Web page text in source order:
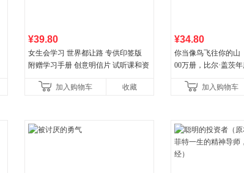
¥39.80
女生会学习 世界都让路 专供印签版
附赠学习手册 创意明信片 试听课和资
加入购物车
收藏
¥34.80
你当像鸟飞往你的山
00万册，比尔·盖茨
比你听说的还要
加入购物车